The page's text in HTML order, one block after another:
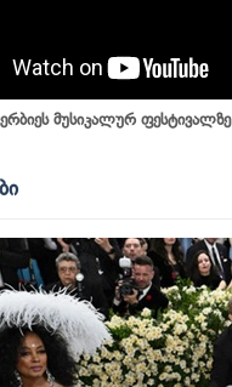
მუსიკალურ ფესტივალზე